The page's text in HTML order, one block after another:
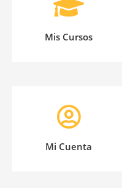
Mis Cursos
Mi Cuenta